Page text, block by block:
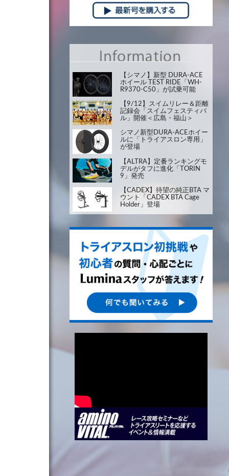
【シマノ】新型 DURA-ACE
ホイール TEST RIDE「WH-
R9370-C50」が試乗可能
【9/12】スイムリレー＆距離
記録会「スイムフェスティバ
ル」開催＜広島・福山＞
シマノ新型DURA-ACEホイー
ルに「トライアスロン専用」
が登場
【ALTRA】定番ランキングモ
デルがタフに進化「TORIN
9」発売
【CADEX】待望の純正BTA マ
ウント「CADEX BTA Cage
Holder」登場